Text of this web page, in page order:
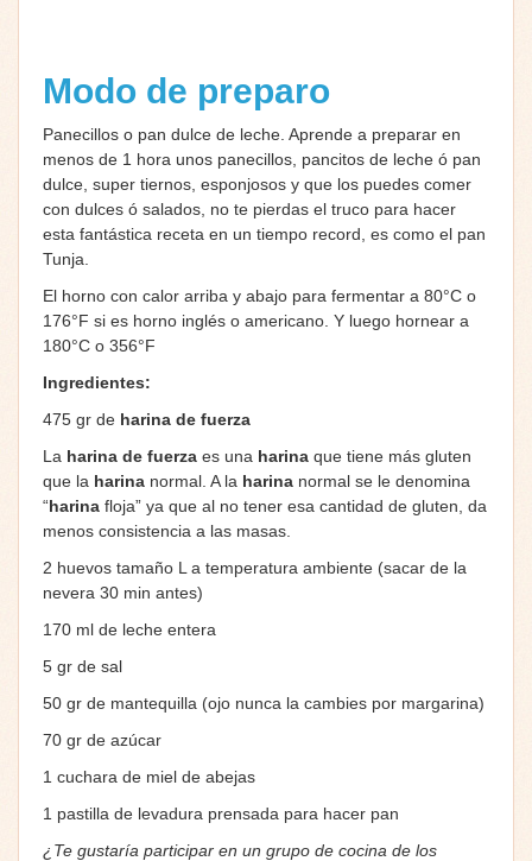
Modo de preparo
Panecillos o pan dulce de leche. Aprende a preparar en
menos de 1 hora unos panecillos, pancitos de leche ó pan
dulce, super tiernos, esponjosos y que los puedes comer
con dulces ó salados, no te pierdas el truco para hacer
esta fantástica receta en un tiempo record, es como el pan
Tunja.
El horno con calor arriba y abajo para fermentar a 80°C o
176°F si es horno inglés o americano. Y luego hornear a
180°C o 356°F
Ingredientes:
475 gr de harina de fuerza
La harina de fuerza es una harina que tiene más gluten
que la harina normal. A la harina normal se le denomina
“harina floja” ya que al no tener esa cantidad de gluten, da
menos consistencia a las masas.
2 huevos tamaño L a temperatura ambiente (sacar de la
nevera 30 min antes)
170 ml de leche entera
5 gr de sal
50 gr de mantequilla (ojo nunca la cambies por margarina)
70 gr de azúcar
1 cuchara de miel de abejas
1 pastilla de levadura prensada para hacer pan
¿Te gustaría participar en un grupo de cocina de los